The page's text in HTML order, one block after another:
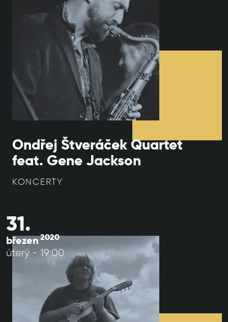
Ondřej Štveráček Quartet
feat. Gene Jackson
KONCERTY
31.
březen2020
úterý - 19:00